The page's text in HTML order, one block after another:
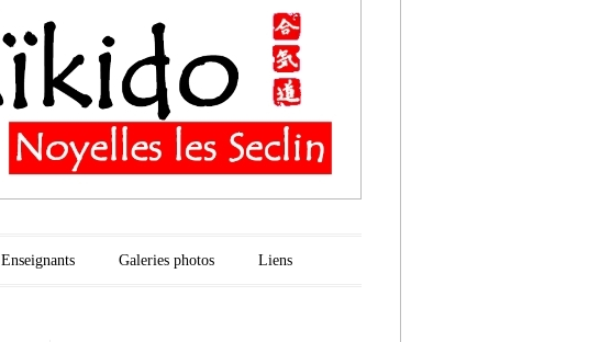
Enseignants Galeries photos Liens